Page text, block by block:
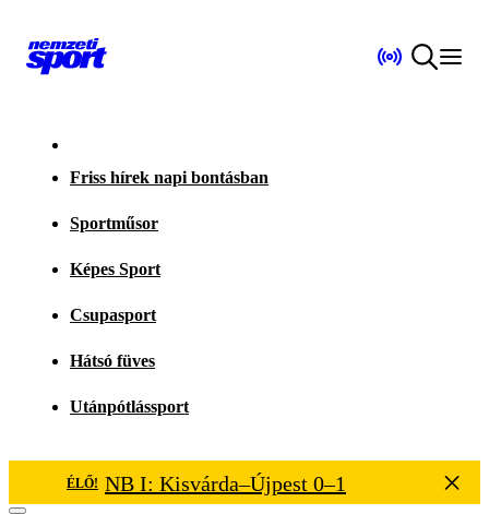
Friss hírek napi bontásban
Sportműsor
Képes Sport
Csupasport
Hátsó füves
Utánpótlássport
ÉLŐ! NB I: Kisvárda–Újpest 0–1